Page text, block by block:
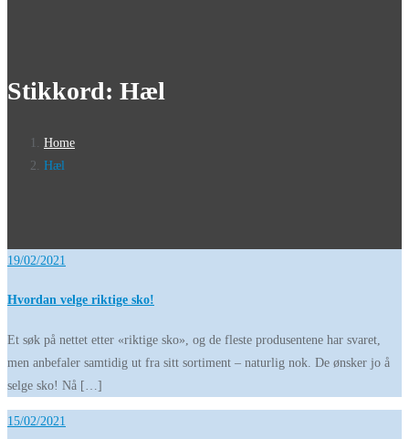
Stikkord: Hæl
Home
Hæl
19/02/2021
Hvordan velge riktige sko!
Et søk på nettet etter «riktige sko», og de fleste produsentene har svaret,
men anbefaler samtidig ut fra sitt sortiment – naturlig nok. De ønsker jo å
selge sko! Nå […]
15/02/2021